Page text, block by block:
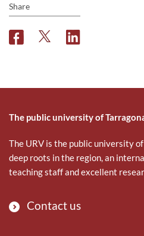
Share
F
b
o
T
t
r
L
e
i
The public university of
The URV is the public university
deep roots in the region, an
teaching staff and excellent
Contact us